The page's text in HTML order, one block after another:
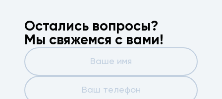
Остались вопросы?
Мы свяжемся с вами!